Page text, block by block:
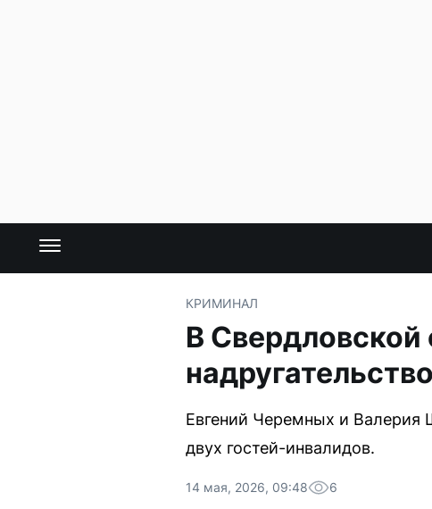
КРИМИНАЛ
В Свердловской
Евгений Черемных и Валерия
двух гостей-инвалидов.
14 мая, 2026, 09:48 6